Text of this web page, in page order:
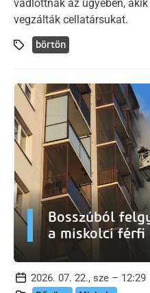
vádlottnak az ügyében,
vegzálták cellatársukat.
börtön
Bosszúból
a miskolci férfi
2026. 07. 22., sze – 12:29